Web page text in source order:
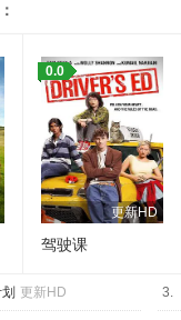
更新HD
0.0
驾驶课
更新HD 3.